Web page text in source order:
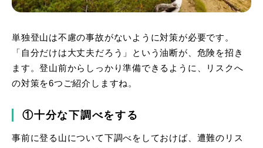
単独登山は不慮の事故がないように対策が必要です。
「自分だけは大丈夫だろう」という油断が、危険を招き
ます。登山前からしっかり準備できるように、リスクへ
の対策を6つご紹介しますね。
①十分な下調べをする
事前に登る山について下調べをしておけば、遭難のリス